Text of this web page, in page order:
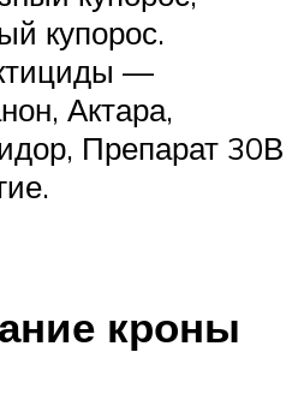
купорос.
—
Актара,
Препарат 30В
кроны